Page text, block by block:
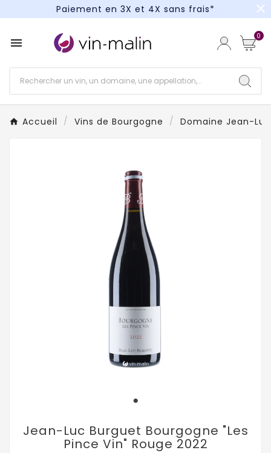
Paiement en 3X et 4X sans frais*
Paiement en 3X et 4X sans frais*
close
 0
Accueil Vins de Bourgogne Domaine Jean-
Jean-Luc Burguet Bourgogne "Les
Pince Vin" Rouge 2022